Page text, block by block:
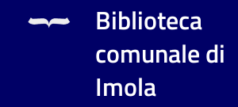
Biblioteca
comunale di
Imola